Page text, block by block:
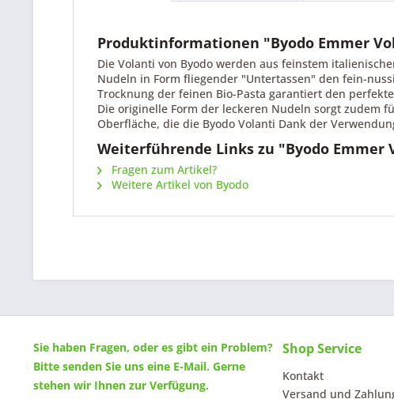
Produktinformationen "Byodo Emmer
Die Volanti von Byodo werden aus feinstem
Nudeln in Form fliegender "Untertassen" den fein-
Trocknung der feinen Bio-Pasta garantiert den
Die originelle Form der leckeren Nudeln sorgt zudem
Oberfläche, die die Byodo Volanti Dank der
Weiterführende Links zu "Byodo Emmer
Fragen zum Artikel?
Weitere Artikel von Byodo
Sie haben Fragen, oder es gibt ein Problem?
Bitte senden Sie uns eine E-Mail. Gerne
stehen wir Ihnen zur Verfügung.
Shop Service
Kontakt
Versand und